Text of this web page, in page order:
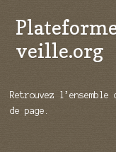
Aller
à
la
Aller
au
contenu
veille.org
Répertoire d’ouitils
Retrouvez
de page.